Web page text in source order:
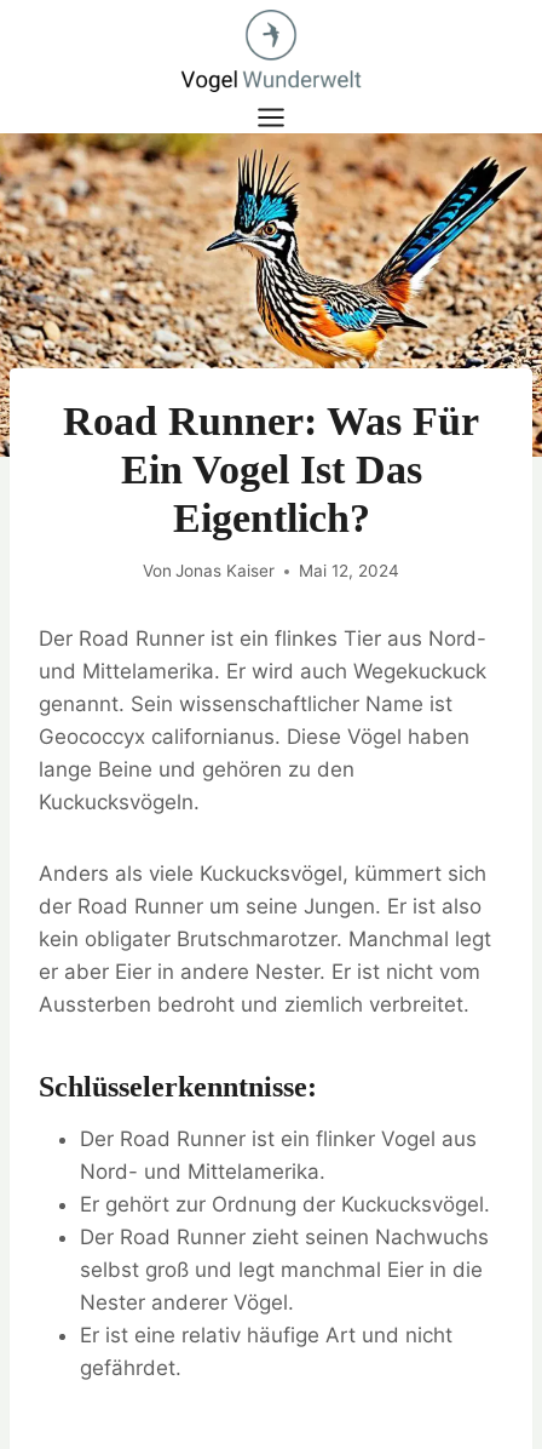
Road Runner: Was Für
Ein Vogel Ist Das
Eigentlich?
Von Jonas Kaiser Mai 12, 2024
Der Road Runner ist ein flinkes Tier aus Nord-
und Mittelamerika. Er wird auch Wegekuckuck
genannt. Sein wissenschaftlicher Name ist
Geococcyx californianus. Diese Vögel haben
lange Beine und gehören zu den
Kuckucksvögeln.
Anders als viele Kuckucksvögel, kümmert sich
der Road Runner um seine Jungen. Er ist also
kein obligater Brutschmarotzer. Manchmal legt
er aber Eier in andere Nester. Er ist nicht vom
Aussterben bedroht und ziemlich verbreitet.
Schlüsselerkenntnisse:
Der Road Runner ist ein flinker Vogel aus
Nord- und Mittelamerika.
Er gehört zur Ordnung der Kuckucksvögel.
Der Road Runner zieht seinen Nachwuchs
selbst groß und legt manchmal Eier in die
Nester anderer Vögel.
Er ist eine relativ häufige Art und nicht
gefährdet.